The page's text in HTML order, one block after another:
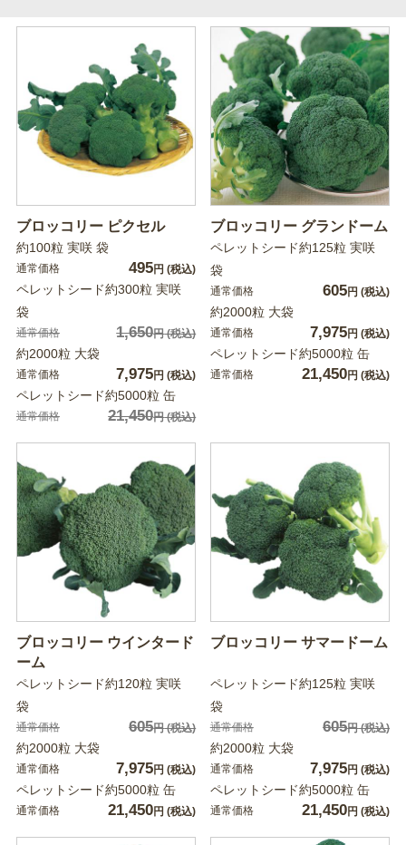
ブロッコリー ピクセル
約100粒 実咲 袋
通常価格 495円 (税込)
ペレットシード約300粒 実咲
袋
通常価格 1,650円(税込)
約2000粒 大袋
通常価格 7,975円 (税込)
ペレットシード約5000粒 缶
通常価格 21,450円(税込)
ブロッコリー グランドーム
ペレットシード約125粒 実咲
袋
通常価格 605円 (税込)
約2000粒 大袋
通常価格 7,975円 (税込)
ペレットシード約5000粒 缶
通常価格 21,450円 (税込)
ブロッコリー ウインタード
ーム
ペレットシード約120粒 実咲
袋
通常価格 605円(税込)
約2000粒 大袋
通常価格 7,975円 (税込)
ペレットシード約5000粒 缶
通常価格 21,450円 (税込)
ブロッコリー サマードーム
ペレットシード約125粒 実咲
袋
通常価格 605円(税込)
約2000粒 大袋
通常価格 7,975円 (税込)
ペレットシード約5000粒 缶
通常価格 21,450円 (税込)